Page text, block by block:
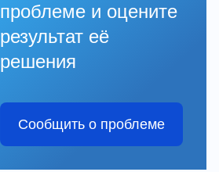
проблеме и оцените
результат её
решения
Сообщить о проблеме